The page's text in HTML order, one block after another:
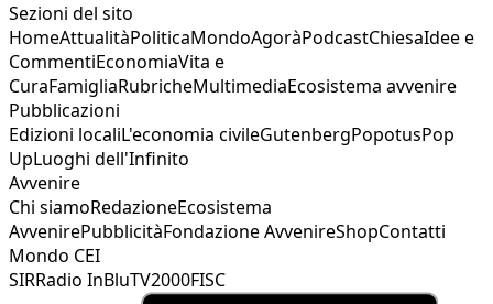
Sezioni del sito
HomeAttualitàPoliticaMondoAgoràPodcastChiesaIdee e
CommentiEconomiaVita e
CuraFamigliaRubricheMultimediaEcosistema avvenire
Pubblicazioni
Edizioni localiL'economia civileGutenbergPopotusPop
UpLuoghi dell'Infinito
Avvenire
Chi siamoRedazioneEcosistema
AvvenirePubblicitàFondazione AvvenireShopContatti
Mondo CEI
SIRRadio InBluTV2000FISC